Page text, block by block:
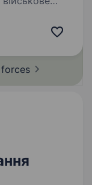
перевезення…
forces